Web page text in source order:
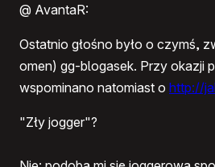
@ AvantaR:
Ostatnio głośno było o czymś,
omen) gg-blogasek. Przy okazji
wspominano natomiast o http://
"Zły jogger"?